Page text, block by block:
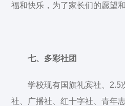
福和快乐，为了家长们的愿望
七、多彩社团
学校现有国旗礼宾社、2.5
社、广播社、红十字社、青年